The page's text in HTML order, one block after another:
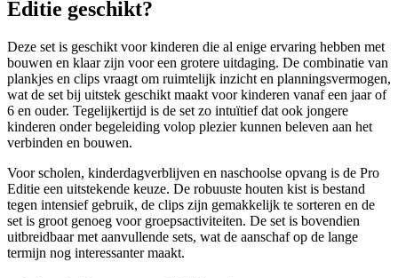
Editie geschikt?
Deze set is geschikt voor kinderen die al enige ervaring hebben met
bouwen en klaar zijn voor een grotere uitdaging. De combinatie van
plankjes en clips vraagt om ruimtelijk inzicht en planningsvermogen,
wat de set bij uitstek geschikt maakt voor kinderen vanaf een jaar of
6 en ouder. Tegelijkertijd is de set zo intuïtief dat ook jongere
kinderen onder begeleiding volop plezier kunnen beleven aan het
verbinden en bouwen.
Voor scholen, kinderdagverblijven en naschoolse opvang is de Pro
Editie een uitstekende keuze. De robuuste houten kist is bestand
tegen intensief gebruik, de clips zijn gemakkelijk te sorteren en de
set is groot genoeg voor groepsactiviteiten. De set is bovendien
uitbreidbaar met aanvullende sets, wat de aanschaf op de lange
termijn nog interessanter maakt.